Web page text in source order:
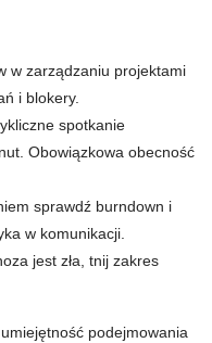
w zarządzaniu projektami
i blokery.
spotkanie
Obowiązkowa obecność
sprawdź burndown i
w komunikacji.
jest zła, tnij zakres
podejmowania